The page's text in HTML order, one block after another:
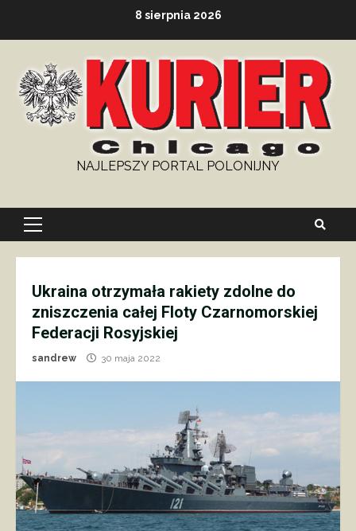
8 sierpnia 2026
NAJLEPSZY PORTAL POLONIJNY
Primary
Ukraina otrzymała rakiety zdolne do
zniszczenia całej Floty Czarnomorskiej
Federacji Rosyjskiej
sandrew 30 maja 2022